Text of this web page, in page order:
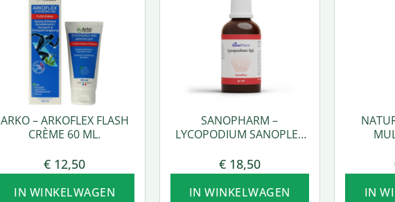
ARKO – ARKOFLEX FLASH
CRÈME 60 ML.
€ 12,50
IN WINKELWAGEN
SANOPHARM –
LYCOPODIUM SANOPLEX
€18,50
IN WINKELWAGEN IN